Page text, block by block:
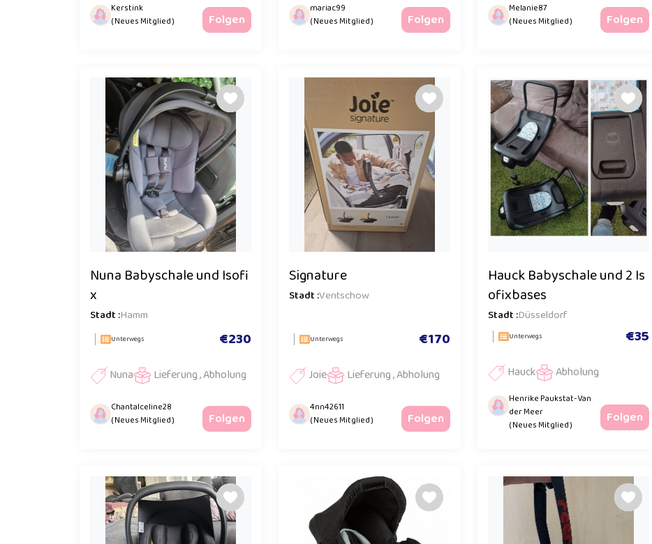
Kerstink
( Neues Mitglied )
Folgen
mariac99
( Neues Mitglied )
Folgen
Melanie87
( Neues Mitglied )
Folgen
Nuna Babyschale und Isofi
x
Stadt :Hamm
Unterwegs €230
Nuna Lieferung , Abholung
Chantalceline28
( Neues Mitglied )
Folgen
Signature
Stadt :Ventschow
Unterwegs €170
Joie Lieferung , Abholung
4nn42611
( Neues Mitglied )
Folgen
Hauck Babyschale und 2 Is
ofixbases
Stadt :Düsseldorf
Unterwegs €35
Hauck Abholung
Henrike Paukstat-Van
der Meer
( Neues Mitglied )
Folgen